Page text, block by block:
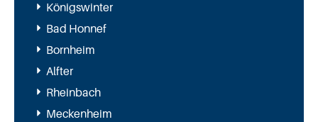
Königswinter
Bad Honnef
Bornheim
Alfter
Rheinbach
Meckenheim